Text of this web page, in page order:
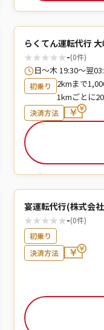
らくてん運転代行
★★★★★-(0件)
日～木 19:30～翌
初乗り
2kmまで
1kmごとに
決済方法
宴運転代行(株式会
★★★★★-(0件)
初乗り
決済方法